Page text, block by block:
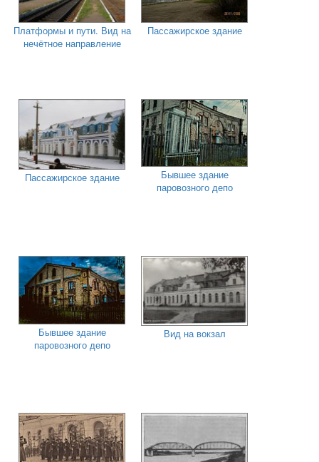
Платформы и пути. Вид на
нечётное направление
Пассажирское здание
Пассажирское здание
Бывшее здание
паровозного депо
Бывшее здание
паровозного депо
Вид на вокзал